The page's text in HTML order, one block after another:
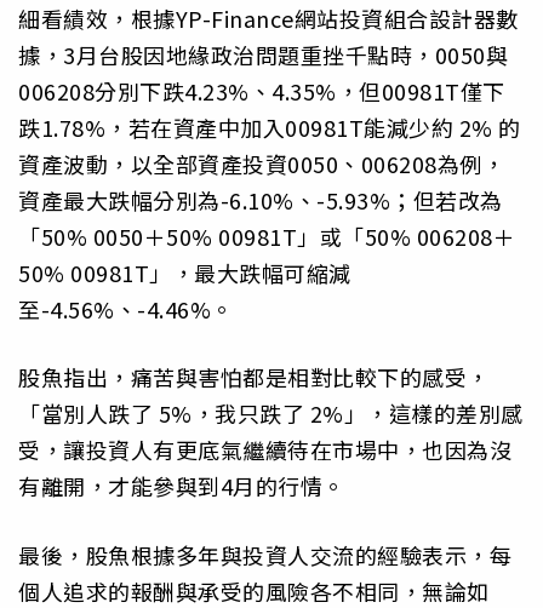
細看績效，根據YP-Finance網站投資組合設計器數
據，3月台股因地緣政治問題重挫千點時，0050與
006208分別下跌4.23%、4.35%，但00981T僅下
跌1.78%，若在資產中加入00981T能減少約 2% 的
資產波動，以全部資產投資0050、006208為例，
資產最大跌幅分別為-6.10%、-5.93%；但若改為
「50% 0050＋50% 00981T」或「50% 006208＋
50% 00981T」，最大跌幅可縮減
至-4.56%、-4.46%。
股魚指出，痛苦與害怕都是相對比較下的感受，
「當別人跌了 5%，我只跌了 2%」，這樣的差別感
受，讓投資人有更底氣繼續待在市場中，也因為沒
有離開，才能參與到4月的行情。
最後，股魚根據多年與投資人交流的經驗表示，每
個人追求的報酬與承受的風險各不相同，無論如